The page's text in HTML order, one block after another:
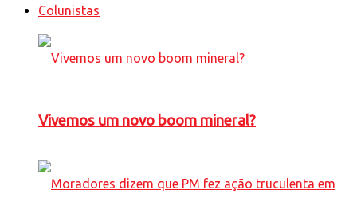
Colunistas
Vivemos um novo boom mineral?